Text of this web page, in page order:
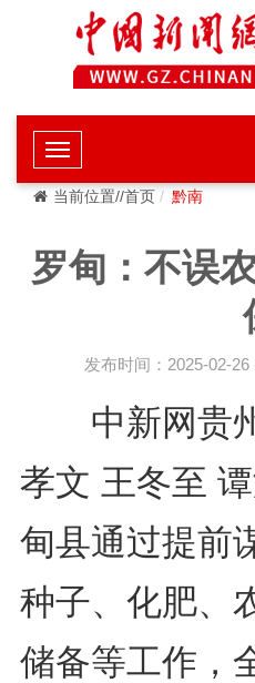
当前位置//首页 黔南
罗甸：不误
发布时间：2025-02-26
中新网贵州
孝文 王冬至
甸县通过提前
种子、化肥、
储备等工作，